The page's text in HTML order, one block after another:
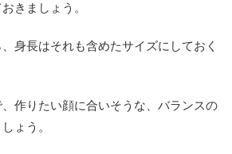
きましょう。
身長はそれも含めたサイズにしておく
作りたい顔に合いそうな、バランスの
ょう。